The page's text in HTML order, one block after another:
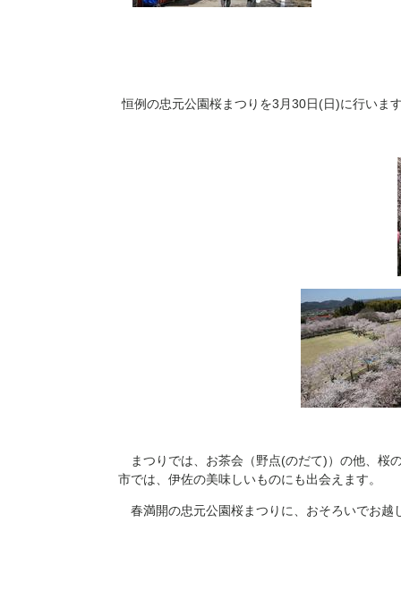
恒例の忠元公園桜まつりを3月30日(日)に行いま
まつりでは、お茶会（野点(のだて)）の他、桜
市では、伊佐の美味しいものにも出会えます。
春満開の忠元公園桜まつりに、おそろいでお越